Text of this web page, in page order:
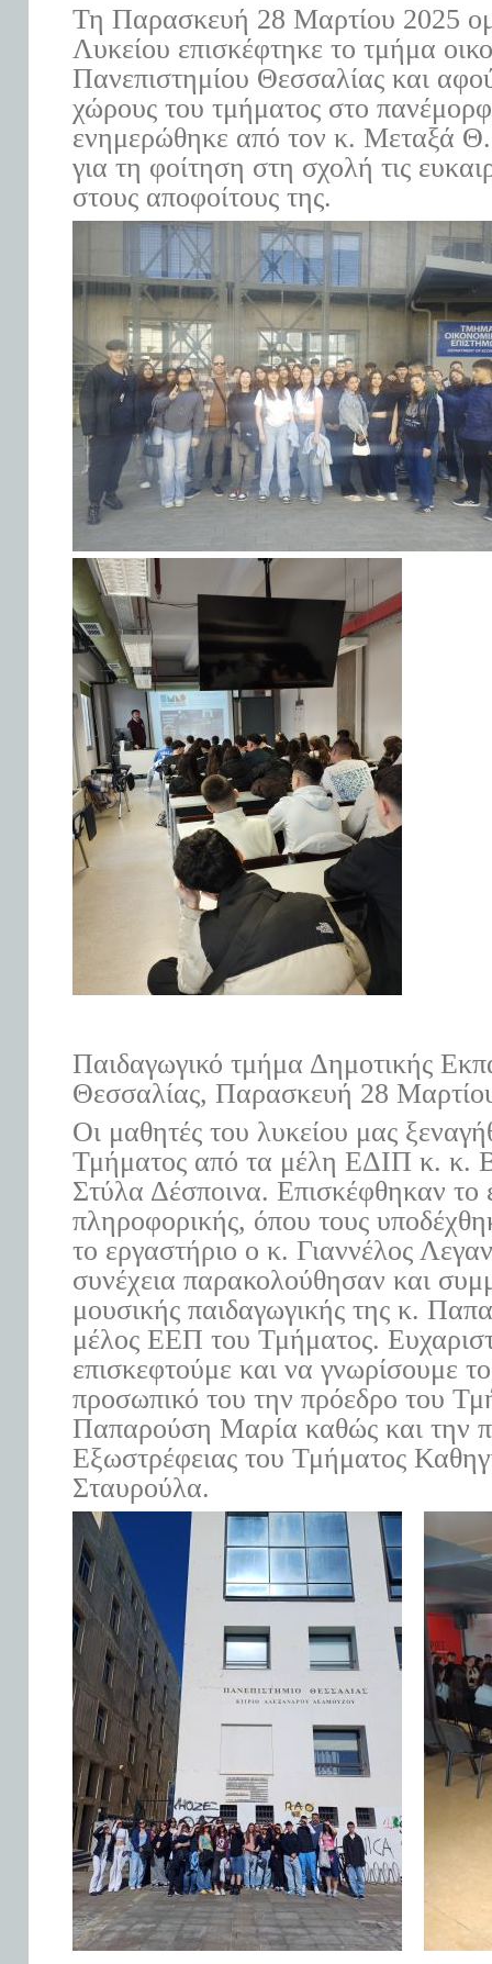
Τη Παρασκευή 28 Μαρτίου 2025
Λυκείου επισκέφτηκε το τμήμα
Πανεπιστημίου Θεσσαλίας και
χώρους του τμήματος στο
ενημερώθηκε από τον κ. Μεταξά
για τη φοίτηση στη σχολή τις
στους αποφοίτους της.
Παιδαγωγικό τμήμα Δημοτικής
Θεσσαλίας, Παρασκευή 28
Οι μαθητές του λυκείου μας
Τμήματος από τα μέλη ΕΔΙΠ κ. κ.
Στύλα Δέσποινα. Επισκέφθηκαν το
πληροφορικής, όπου τους
το εργαστήριο ο κ. Γιαννέλος
συνέχεια παρακολούθησαν και
μουσικής παιδαγωγικής της κ.
μέλος ΕΕΠ του Τμήματος.
επισκεφτούμε και να γνωρίσουμε
προσωπικό του την πρόεδρο του
Παπαρούση Μαρία καθώς και την
Εξωστρέφειας του Τμήματος
Σταυρούλα.